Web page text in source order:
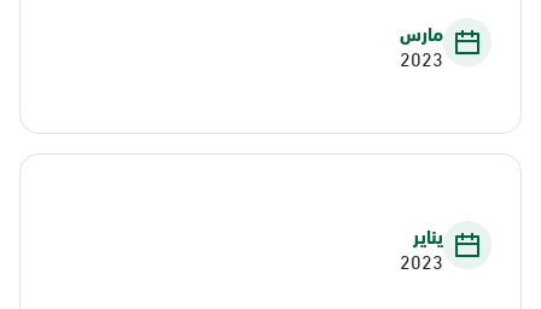
مارس
2023
يناير
2023